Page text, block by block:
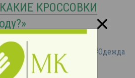
КРОССОВКИ
#Мода #Стиль #Одежда